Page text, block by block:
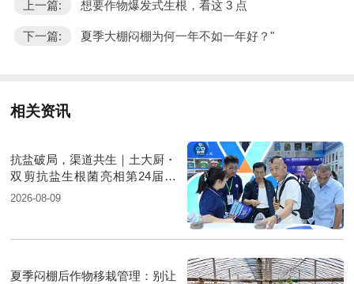
上一篇: 想要作物爆发式生根，看这 3 点
下一篇: 夏季大棚闷棚为何一年不如一年好？"
相关资讯
抗盐破局，渠道共生｜土大厨・
双剪抗盐生根菌亮相第24届新
疆国际农业博览会
2026-08-09
夏季闷棚后作物移栽管理：别让